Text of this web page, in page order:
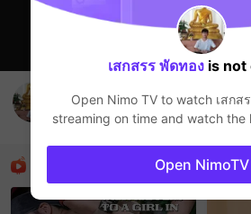
เสกสรร พัดทอง
HOHOL
Mga Nirerekominda Na Mga
เสกสรร พัดทองis not
Open Nimo TV to watch เสกส
streaming on time and watch the
Open NimoTV